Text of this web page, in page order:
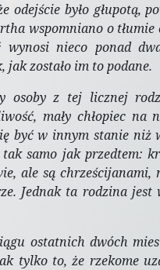
było głupotą,
wspomniano o tłumie
nieco ponad
zostało im to podane.
osoby z tej licznej
mały chłopiec na
być w innym stanie niż
samo jak przedtem:
ale są chrześcijanami,
Jednak ta rodzina jest
ostatnich dwóch
tylko to, że rzekome